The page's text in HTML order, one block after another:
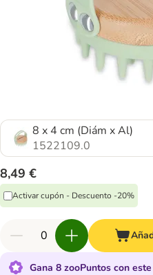
8 x 4 cm (Diám x Al)
1522109.0
8,49 €
Activar cupón - Descuento -20%
Gana 8 zooPuntos con